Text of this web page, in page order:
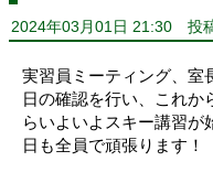
2024年03月01日 21:30 投
実習員ミーティング、室
日の確認を行い、これか
らいよいよスキー講習が
日も全員で頑張ります！